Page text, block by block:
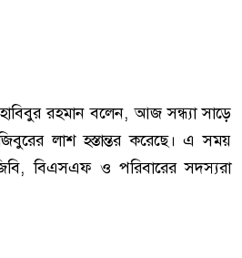
রহমান বলেন, আজ সন্ধ্যা সাড়ে
লাশ হস্তান্তর করেছে। এ সময়
বিএসএফ ও পরিবারের সদস্যরা